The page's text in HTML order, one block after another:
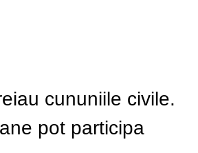
cununiile civile.
pot participa